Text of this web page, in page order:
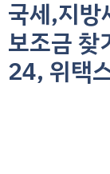
컨
텐
츠
로
국세,지방
보조금 찾
24, 위택